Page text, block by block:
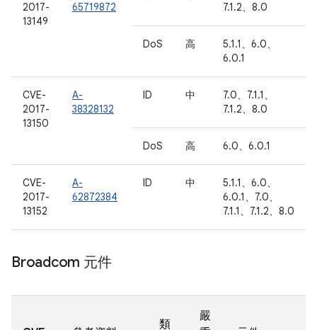
2017-
13149
65719872
7.1.2、8.0
DoS 高
5.1.1、6.0、
6.0.1
CVE-
2017-
13150
A-
38328132
ID 中
7.0、7.1.1、
7.1.2、8.0
DoS 高 6.0、6.0.1
CVE-
2017-
13152
A-
62872384
ID 中
5.1.1、6.0、
6.0.1、7.0、
7.1.1、7.1.2、8.0
Broadcom 元件
類
嚴